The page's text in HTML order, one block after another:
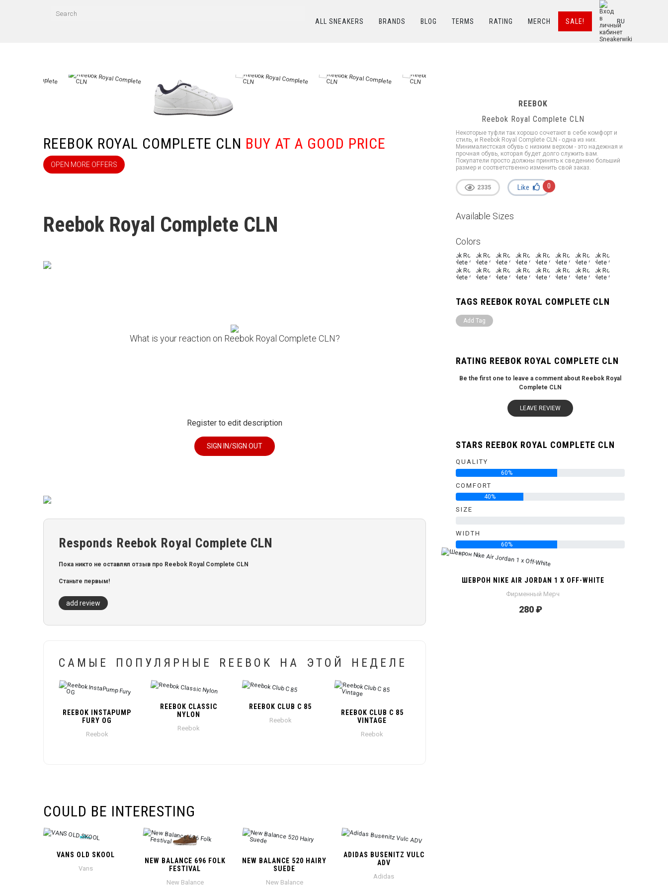
ALL SNEAKERS BRANDS BLOG TERMS RATING MERCH SALE! RU
REEBOK ROYAL COMPLETE CLN BUY AT A GOOD PRICE
OPEN MORE OFFERS
Reebok Royal Complete CLN
What is your reaction on Reebok Royal Complete CLN?
Register to edit description
SIGN IN/SIGN OUT
Responds Reebok Royal Complete CLN
Пока никто не оставлял отзыв про Reebok Royal Complete CLN
Станьте первым!
add review
САМЫЕ ПОПУЛЯРНЫЕ REEBOK НА ЭТОЙ НЕДЕЛЕ
REEBOK INSTAPUMP
FURY OG
Reebok
REEBOK CLASSIC
NYLON
Reebok
REEBOK CLUB C 85
Reebok
REEBOK CLUB C 85
VINTAGE
Reebok
COULD BE INTERESTING
VANS OLD SKOOL
Vans
NEW BALANCE 696 FOLK
FESTIVAL
New Balance
NEW BALANCE 520 HAIRY
SUEDE
New Balance
ADIDAS BUSENITZ VULC
ADV
Adidas
REEBOK
Reebok Royal Complete CLN
Некоторые туфли так хорошо сочетают в себе комфорт и
стиль, и Reebok Royal Complete CLN - одна из них.
Минималистская обувь с низким верхом - это надежная и
прочная обувь, которая будет долго служить вам.
Покупатели просто должны принять к сведению больший
размер и соответственно изменить свой заказ.
2335 Like 0
Available Sizes
Colors
TAGS REEBOK ROYAL COMPLETE CLN
Add Tag
RATING REEBOK ROYAL COMPLETE CLN
Be the first one to leave a comment about Reebok Royal
Complete CLN
LEAVE REVIEW
STARS REEBOK ROYAL COMPLETE CLN
QUALITY
60%
COMFORT
40%
SIZE
WIDTH
60%
ШЕВРОН NIKE AIR JORDAN 1 X OFF-WHITE
Фирменный Мерч
280 ₽